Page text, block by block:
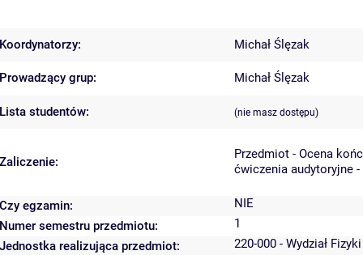
Koordynatorzy: Michał Ślęzak
Prowadzący grup: Michał Ślęzak
Lista studentów: (nie masz dostępu)
Zaliczenie:
Przedmiot - Ocena
ćwiczenia audytoryjne
Czy egzamin:
NIE
Numer semestru przedmiotu:
1
Jednostka realizująca przedmiot:
220-000 - Wydział